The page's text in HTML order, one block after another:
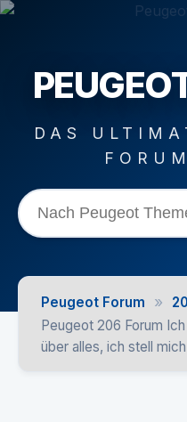
DAS
Peugeot Forum »
Peugeot 206 Forum
über alles, ich stell